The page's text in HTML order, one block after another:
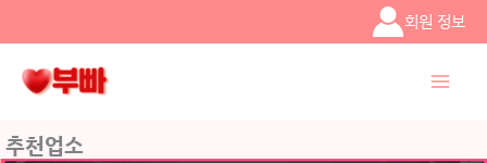
건너뛰기
회원 정보
추천업소